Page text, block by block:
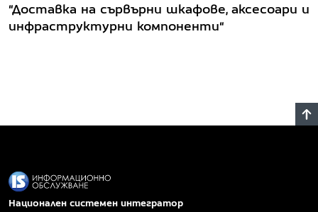
“Доставка на сървърни шкафове, аксесоари и
инфраструктурни компоненти“
Национален системен интегратор